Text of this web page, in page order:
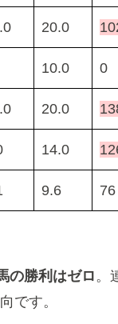
20.0
10.0 0
20.0
14.0
9.6 76
の勝利はゼロ 。
です。